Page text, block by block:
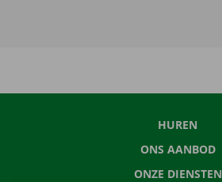
HUREN
ONS AANBOD
ONZE DIENSTEN